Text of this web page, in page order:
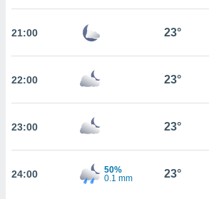
ni para
no
abono
21:00 23°
22:00 23°
23:00 23°
24:00
50%
0.1 mm
23°